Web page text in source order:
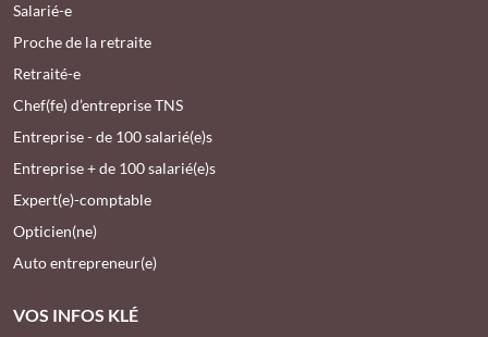
Salarié-e
Proche de la retraite
Retraité-e
Chef(fe) d’entreprise TNS
Entreprise - de 100 salarié(e)s
Entreprise + de 100 salarié(e)s
Expert(e)-comptable
Opticien(ne)
Auto entrepreneur(e)
VOS INFOS KLÉ